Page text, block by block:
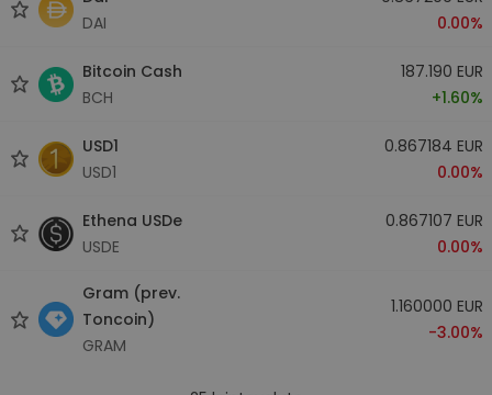
DAI
0.00%
Bitcoin Cash
BCH
187.190 EUR
+1.60%
USD1
USD1
0.867184 EUR
0.00%
Ethena USDe
USDE
0.867107 EUR
0.00%
Gram (prev.
Toncoin)
GRAM
1.160000 EUR
-3.00%